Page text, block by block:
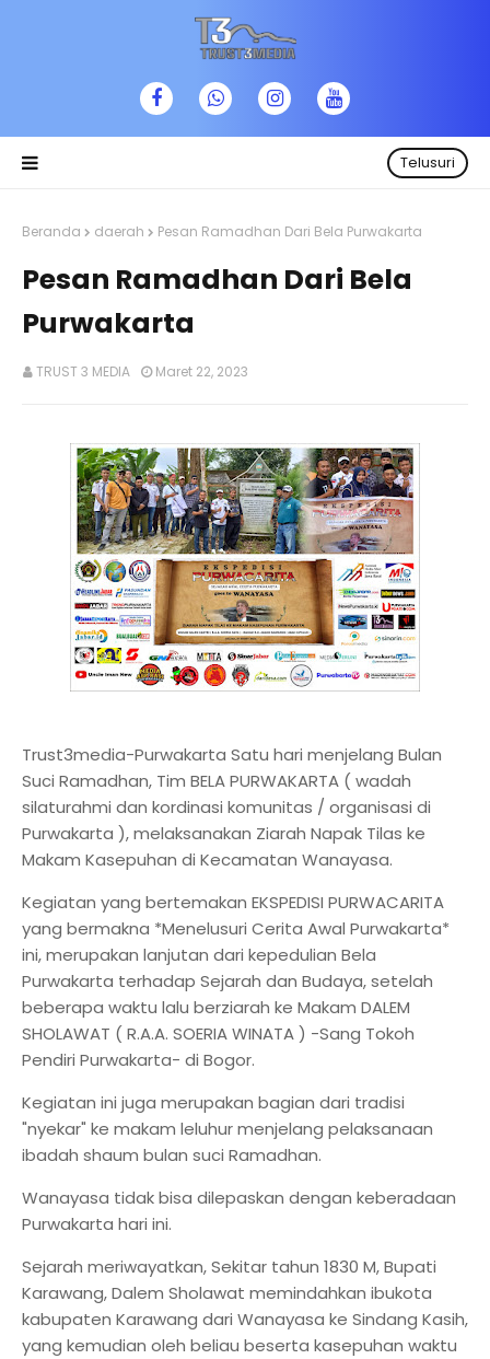
Telusuri
Beranda daerah Pesan Ramadhan Dari Bela Purwakarta
Pesan Ramadhan Dari Bela
Purwakarta
TRUST 3 MEDIA Maret 22, 2023
Trust3media-Purwakarta Satu hari menjelang Bulan
Suci Ramadhan, Tim BELA PURWAKARTA ( wadah
silaturahmi dan kordinasi komunitas / organisasi di
Purwakarta ), melaksanakan Ziarah Napak Tilas ke
Makam Kasepuhan di Kecamatan Wanayasa.
Kegiatan yang bertemakan EKSPEDISI PURWACARITA
yang bermakna *Menelusuri Cerita Awal Purwakarta*
ini, merupakan lanjutan dari kepedulian Bela
Purwakarta terhadap Sejarah dan Budaya, setelah
beberapa waktu lalu berziarah ke Makam DALEM
SHOLAWAT ( R.A.A. SOERIA WINATA ) -Sang Tokoh
Pendiri Purwakarta- di Bogor.
Kegiatan ini juga merupakan bagian dari tradisi
"nyekar" ke makam leluhur menjelang pelaksanaan
ibadah shaum bulan suci Ramadhan.
Wanayasa tidak bisa dilepaskan dengan keberadaan
Purwakarta hari ini.
Sejarah meriwayatkan, Sekitar tahun 1830 M, Bupati
Karawang, Dalem Sholawat memindahkan ibukota
kabupaten Karawang dari Wanayasa ke Sindang Kasih,
yang kemudian oleh beliau beserta kasepuhan waktu